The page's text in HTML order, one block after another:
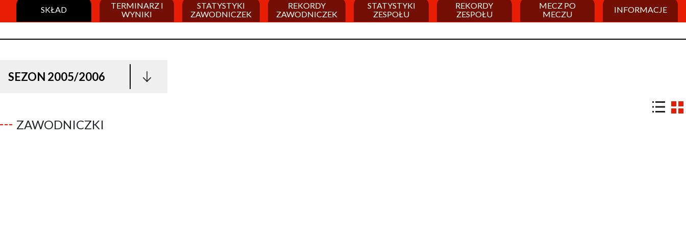
SKŁAD
TERMINARZ I
WYNIKI
STATYSTYKI
ZAWODNICZEK
REKORDY
ZAWODNICZEK
STATYSTYKI
ZESPOŁU
REKORDY
ZESPOŁU
MECZ PO
MECZU
INFORMACJE
SEZON 2005/2006
ZAWODNICZKI